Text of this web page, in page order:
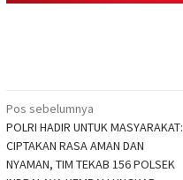
Navigasi
pos
Pos sebelumnya
POLRI HADIR UNTUK MASYARAKAT:
CIPTAKAN RASA AMAN DAN
NYAMAN, TIM TEKAB 156 POLSEK